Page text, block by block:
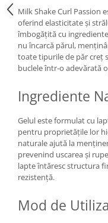
Milk Shake Curl Passion
oferind elasticitate și
îmbogățită cu
nu încarcă părul,
toate tipurile de păr creț
buclele într-o adevărată
Ingrediente
Gelul este formulat cu
pentru proprietățile lor
naturale ajută la
prevenind uscarea și
lapte întăresc structura
rezistență.
Mod de